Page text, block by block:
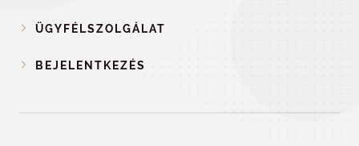
ÜGYFÉLSZOLGÁLAT
BEJELENTKEZÉS